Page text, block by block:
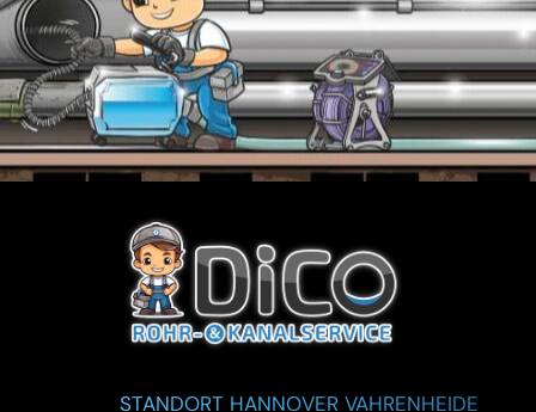
STANDORT HANNOVER VAHRENHEIDE